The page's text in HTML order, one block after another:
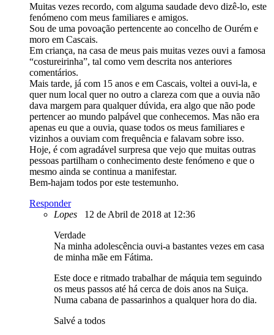
Muitas vezes recordo, com alguma saudade devo dizê-lo, este
fenómeno com meus familiares e amigos.
Sou de uma povoação pertencente ao concelho de Ourém e
moro em Cascais.
Em criança, na casa de meus pais muitas vezes ouvi a famosa
“costureirinha”, tal como vem descrita nos anteriores
comentários.
Mais tarde, já com 15 anos e em Cascais, voltei a ouvi-la, e
quer num local quer no outro a clareza com que a ouvia não
dava margem para qualquer dúvida, era algo que não pode
pertencer ao mundo palpável que conhecemos. Mas não era
apenas eu que a ouvia, quase todos os meus familiares e
vizinhos a ouviam com frequência e falavam sobre isso.
Hoje, é com agradável surpresa que vejo que muitas outras
pessoas partilham o conhecimento deste fenómeno e que o
mesmo ainda se continua a manifestar.
Bem-hajam todos por este testemunho.
Responder
Lopes
12 de Abril de 2018 at 12:36
Verdade
Na minha adolescência ouvi-a bastantes vezes em casa
de minha mãe em Fátima.
Este doce e ritmado trabalhar de máquia tem seguindo
os meus passos até há cerca de dois anos na Suiça.
Numa cabana de passarinhos a qualquer hora do dia.
Salvé a todos